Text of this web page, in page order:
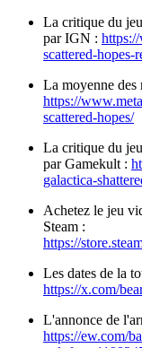
La critique du
par IGN :
scattered-hopes-
La moyenne des
https://
scattered-hopes/
La critique du
par Gamekult :
galactica-
Achetez le jeu
Steam :
https://
Les dates de la
https://x.com/
L'annonce de
https://ew.com/